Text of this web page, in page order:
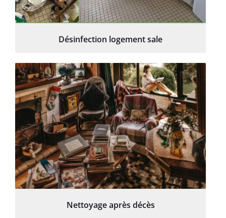
Désinfection logement sale
Nettoyage après décès